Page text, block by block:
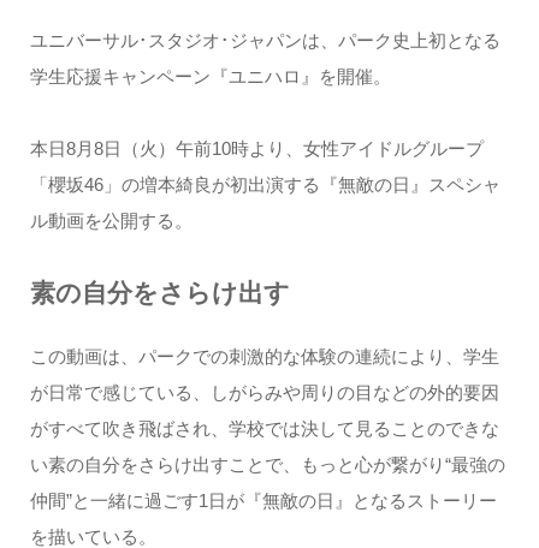
ユニバーサル･スタジオ･ジャパンは、パーク史上初となる
学生応援キャンペーン『ユニハロ』を開催。
本日8月8日（火）午前10時より、女性アイドルグループ
「櫻坂46」の増本綺良が初出演する『無敵の日』スペシャ
ル動画を公開する。
素の自分をさらけ出す
この動画は、パークでの刺激的な体験の連続により、学生
が日常で感じている、しがらみや周りの目などの外的要因
がすべて吹き飛ばされ、学校では決して見ることのできな
い素の自分をさらけ出すことで、もっと心が繋がり“最強の
仲間”と一緒に過ごす1日が『無敵の日』となるストーリー
を描いている。